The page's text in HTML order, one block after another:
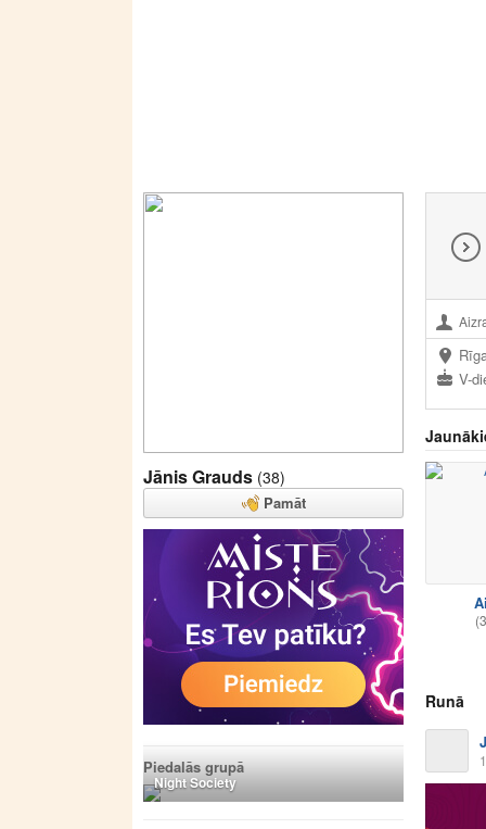
Jānis Grauds (38)
Pamāt
Piedalās grupā
Night Society
V-
Runā